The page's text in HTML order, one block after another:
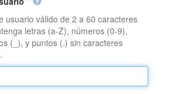
usuario válido de 2 a 60 caracteres
letras (a-Z), números (0-9),
(_), y puntos (.) sin caracteres